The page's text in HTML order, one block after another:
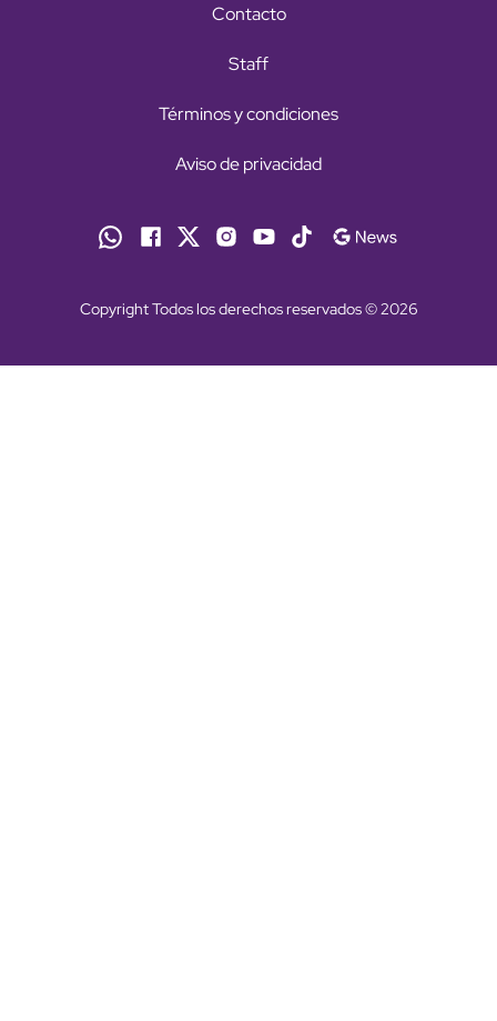
Contacto
Staff
Términos y condiciones
Aviso de privacidad
Copyright Todos los derechos reservados © 2026